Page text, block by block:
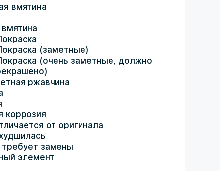
вмятина
(заметные)
(очень заметные, должно
ржавчина
коррозия
от оригинала
замены
элемент